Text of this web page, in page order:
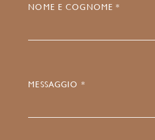
NOME E COGNOME *
MESSAGGIO *